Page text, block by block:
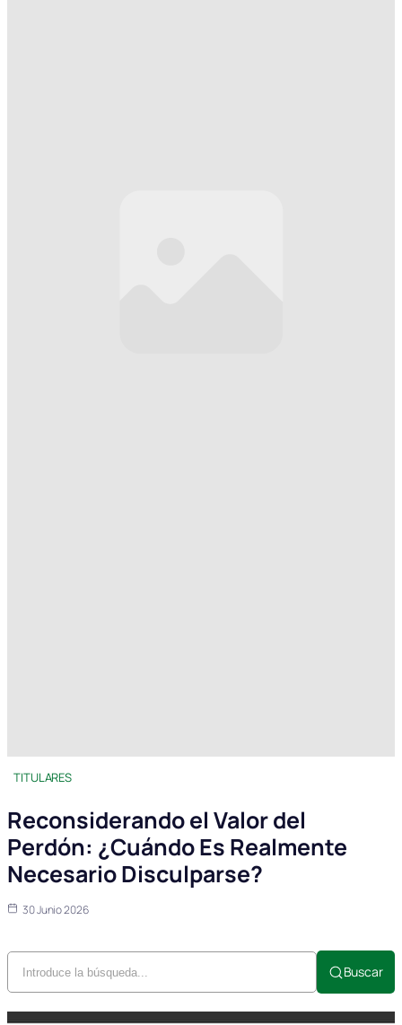
TITULARES
Reconsiderando el Valor del
Perdón: ¿Cuándo Es Realmente
Necesario Disculparse?
30 Junio 2026
Buscar